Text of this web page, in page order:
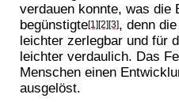
verdauen konnte, was die
begünstigte[1][2][3], denn
leichter zerlegbar und für
leichter verdaulich. Das
Menschen einen
ausgelöst.